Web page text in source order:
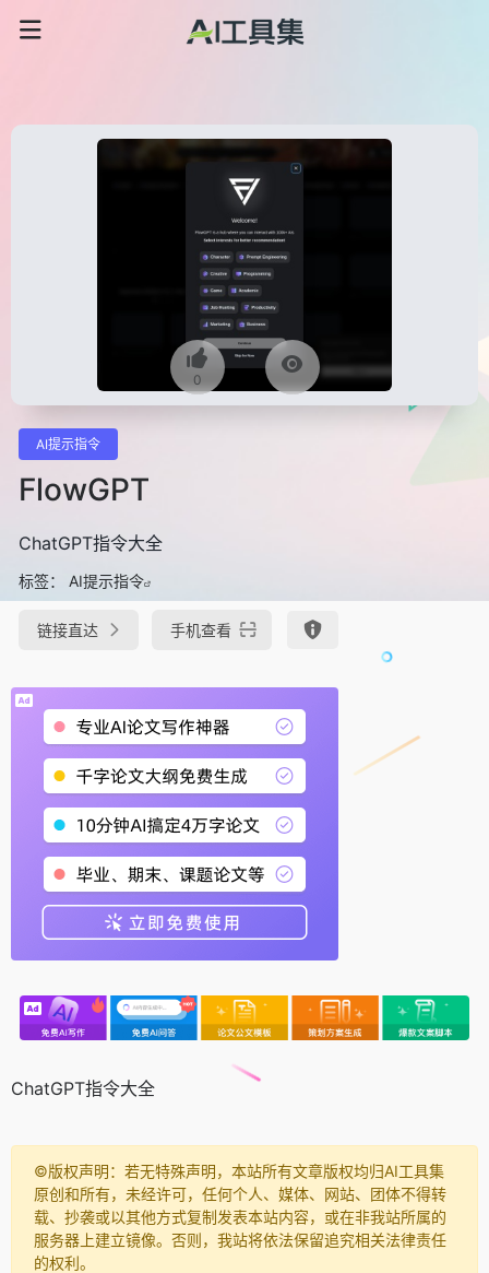
0
AI提示指令
FlowGPT
ChatGPT指令大全
标签： AI提示指令
链接直达 手机查看
ChatGPT指令大全
©️版权声明：若无特殊声明，本站所有文章版权均归AI工具集
原创和所有，未经许可，任何个人、媒体、网站、团体不得转
载、抄袭或以其他方式复制发表本站内容，或在非我站所属的
服务器上建立镜像。否则，我站将依法保留追究相关法律责任
的权利。